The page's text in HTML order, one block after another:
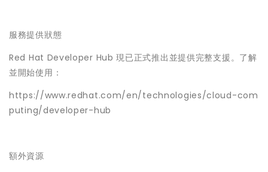
服務提供狀態
Red Hat Developer Hub 現已正式推出並提供完整支援。了解
並開始使用：
https://www.redhat.com/en/technologies/cloud-com
puting/developer-hub
額外資源